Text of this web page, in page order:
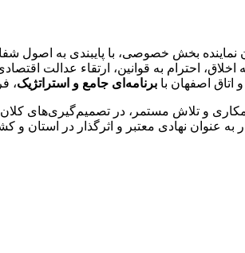
نماینده بخش خصوصی، با پایبندی به اصول
احترام به قوانین، ارتقاء عدالت
اصفهان با برنامه‌ای جامع و استراتژیک،
و تلاش مستمر، در تصمیم‌گیری‌های کلان
عنوان نهادی معتبر و اثرگذار در استان و